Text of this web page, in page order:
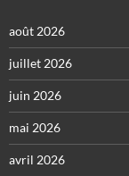
août 2026
juillet 2026
juin 2026
mai 2026
avril 2026